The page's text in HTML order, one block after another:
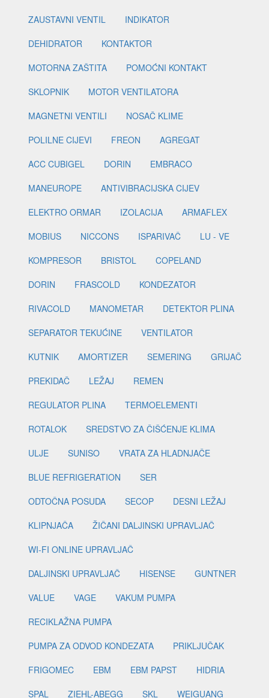
ZAUSTAVNI VENTIL
INDIKATOR
DEHIDRATOR
KONTAKTOR
MOTORNA ZAŠTITA
POMOĆNI KONTAKT
SKLOPNIK
MOTOR VENTILATORA
MAGNETNI VENTILI
NOSAČ KLIME
POLILNE CIJEVI
FREON
AGREGAT
ACC CUBIGEL
DORIN
EMBRACO
MANEUROPE
ANTIVIBRACIJSKA CIJEV
ELEKTRO ORMAR
IZOLACIJA
ARMAFLEX
MOBIUS
NICCONS ISPARIVAČ
LU - VE
KOMPRESOR
BRISTOL
COPELAND
DORIN
FRASCOLD
KONDEZATOR
RIVACOLD
MANOMETAR
DETEKTOR PLINA
SEPARATOR TEKUĆINE
VENTILATOR
KUTNIK
AMORTIZER SEMERING
GRIJAČ
PREKIDAČ
LEŽAJ
REMEN
REGULATOR PLINA
TERMOELEMENTI
ROTALOK
SREDSTVO ZA ČIŠĆENJE KLIMA
ULJE
SUNISO
VRATA ZA HLADNJAČE
BLUE REFRIGERATION
SER
ODTOČNA POSUDA
SECOP
DESNI LEŽAJ
KLIPNJAČA
ŽIČANI DALJINSKI UPRAVLJAČ
WI-FI ONLINE UPRAVLJAČ
DALJINSKI UPRAVLJAČ
HISENSE
GUNTNER
VALUE
VAGE
VAKUM PUMPA
RECIKLAŽNA PUMPA
PUMPA ZA ODVOD KONDEZATA
PRIKLJUČAK
FRIGOMEC
EBM EBM PAPST
HIDRIA
SPAL
ZIEHL-ABEGG SKL WEIGUANG